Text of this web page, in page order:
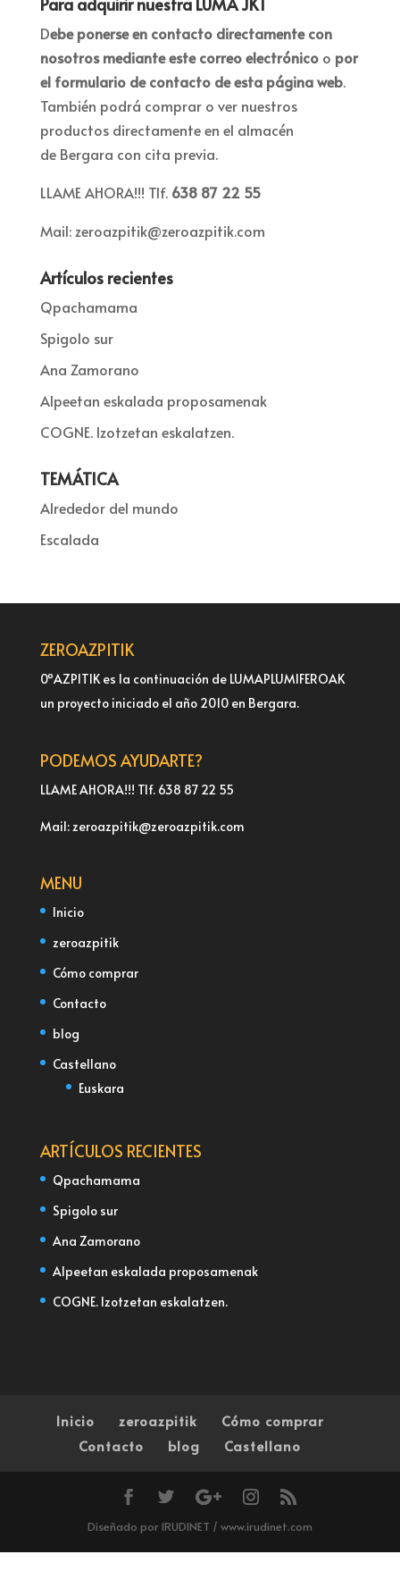
Para adquirir nuestra LUMA JKT
Debe ponerse en contacto directamente con
nosotros mediante este correo electrónicoopor
el formulario de contacto de esta página web
También podrá comprar o ver nuestros
productos directamente en el almacén
Artículos recientes
Qpachamama
Spigolo sur
Ana Zamorano
Alpeetan eskalada proposamenak
TEMÁTICA
Alrededor del mundo
ZEROAZPITIK
0ºAZPITIK es la continuación de LUMAPLUMIFEROAK
PODEMOS AYUDARTE?
MENU
zeroazpitik
Cómo comprar
Contacto
blog
Castellano
ARTÍCULOS RECIENTES
Qpachamama
Spigolo sur
Ana Zamorano
Alpeetan eskalada proposamenak
Inicio zeroazpitik
Cómo comprar
Diseñado por IRUDINET / www.irudinet.com